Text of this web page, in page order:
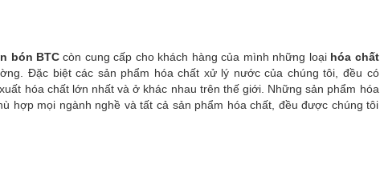
bón BTC còn cung cấp cho khách hàng của mình những loại hóa chất
Đặc biệt các sản phẩm hóa chất xử lý nước của chúng tôi, đều có
hóa chất lớn nhất và ở khác nhau trên thế giới. Những sản phẩm hóa
hợp mọi ngành nghề và tất cả sản phẩm hóa chất, đều được chúng tôi